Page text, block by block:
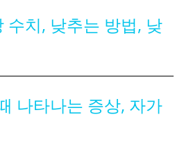
수치, 낮추는 방법, 낮
나타나는 증상, 자가